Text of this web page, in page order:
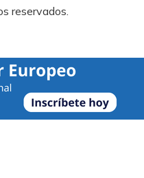
reservados.